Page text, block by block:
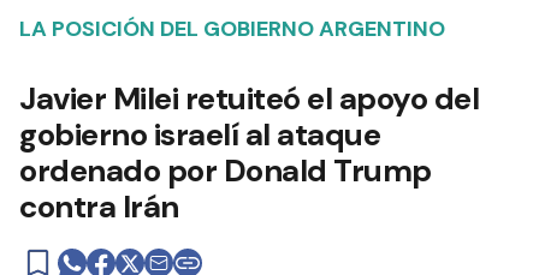
LA POSICIÓN DEL GOBIERNO ARGENTINO
Javier Milei retuiteó el apoyo del
gobierno israelí al ataque
ordenado por Donald Trump
contra Irán